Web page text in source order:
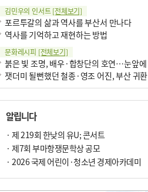
김민우의 인서트[전체보기]
포르투갈의 삶과 역사를 부산서 만나다
역사를 기억하고 재현하는 방법
문화레시피 [전체보기]
잿더미 될뻔했던 철종·영조 어진, 부산 귀환
현실의 고통, 은유의 詩로 담다 外
달구비·여우비…다양한 비 이름 外
박현주의 책 이야기[전체보기]
세계유산 ‘한국의 갯벌’ 얼마나 알고 있나요
알립니다
· 제 219회 한낮의 유U; 콘서트
· 제7회 부마항쟁문학상 공모
· 2026 국제 어린이·청소년 경제아카데미